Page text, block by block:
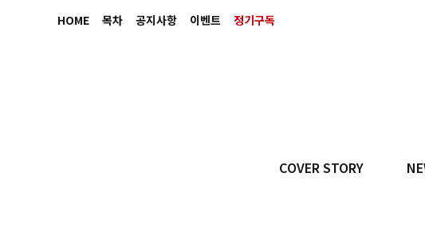
HOME 목차 공지사항 이벤트 정기구독
COVER STORY